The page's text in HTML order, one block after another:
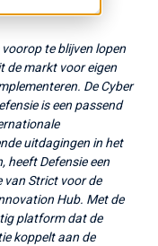
te blijven lopen
de markt voor eigen
De Cyber
is een passend
uitdagingen in het
heeft Defensie een
van Strict voor de
Hub. Met de
platform dat de
koppelt aan de